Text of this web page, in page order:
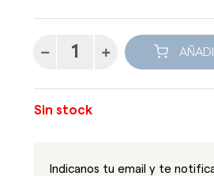
Sin stock
Indicanos tu email y te